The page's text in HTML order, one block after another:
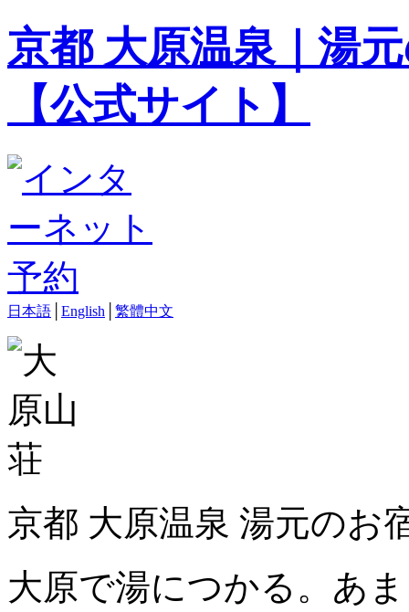
京都 大原温泉｜湯
【公式サイト】
日本語 English 繁體中文
京都 大原温泉 湯元の
大原で湯につかる。あ